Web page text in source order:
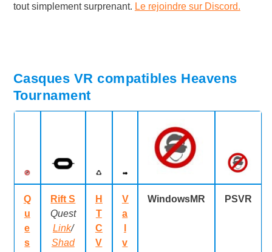
tout simplement surprenant. Le rejoindre sur Discord.
Casques VR compatibles Heavens
Tournament
Q
u
e
s
Rift S
Quest
Link/
Shad
H
T
C
V
V
a
v
WindowsMR PSVR